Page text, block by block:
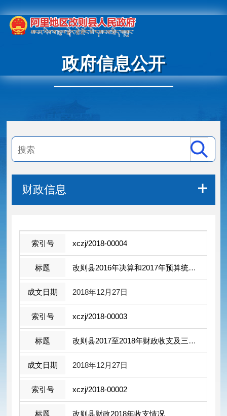
政府信息公开
财政信息
xczj/2018-00004
改则县2016年决算和2017年预算统计表
2018年12月27日
xczj/2018-00003
改则县2017至2018年财政收支及三公经费 ...
2018年12月27日
xczj/2018-00002
改则县财政2018年收支情况